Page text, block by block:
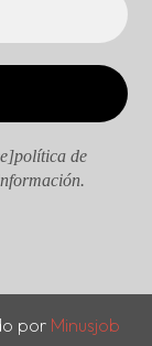
de
por Minusjob